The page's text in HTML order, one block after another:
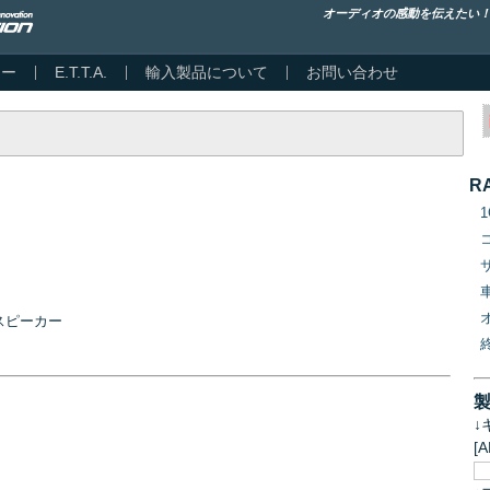
オーディオの感動を伝えたい
E.T.T.A. 輸入製品について お問い合わせ
ピーカー
↓